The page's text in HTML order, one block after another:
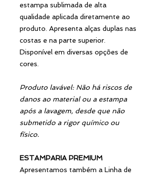
estampa sublimada de alta
qualidade aplicada diretamente ao
produto. Apresenta alças duplas nas
costas e na parte superior.
Disponível em diversas opções de
cores.
Produto lavável: Não há riscos de
danos ao material ou a estampa
após a lavagem, desde que não
submetido a rigor químico ou
físico.
ESTAMPARIA PREMIUM
Apresentamos também a Linha de